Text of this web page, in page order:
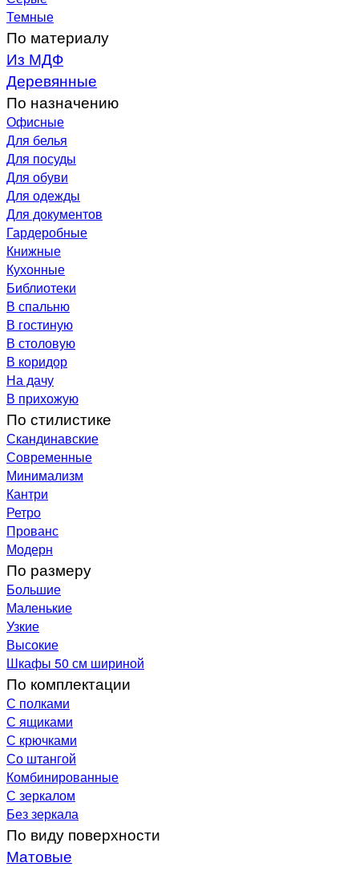
Темные
По материалу
Из МДФ
Деревянные
По назначению
Офисные
Для белья
Для посуды
Для обуви
Для одежды
Для документов
Гардеробные
Книжные
Кухонные
Библиотеки
В спальню
В гостиную
В столовую
В коридор
На дачу
В прихожую
По стилистике
Скандинавские
Современные
Минимализм
Кантри
Ретро
Прованс
Модерн
По размеру
Большие
Маленькие
Узкие
Высокие
Шкафы 50 см шириной
По комплектации
С полками
С ящиками
С крючками
Со штангой
Комбинированные
С зеркалом
Без зеркала
По виду поверхности
Матовые